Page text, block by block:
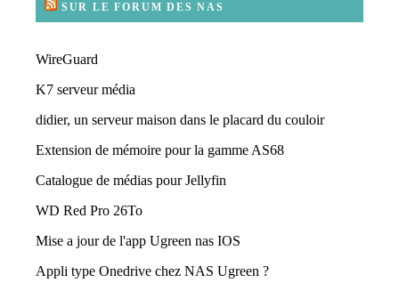
SUR LE FORUM DES NAS
WireGuard
K7 serveur média
didier, un serveur maison dans le placard du couloir
Extension de mémoire pour la gamme AS68
Catalogue de médias pour Jellyfin
WD Red Pro 26To
Mise a jour de l'app Ugreen nas IOS
Appli type Onedrive chez NAS Ugreen ?